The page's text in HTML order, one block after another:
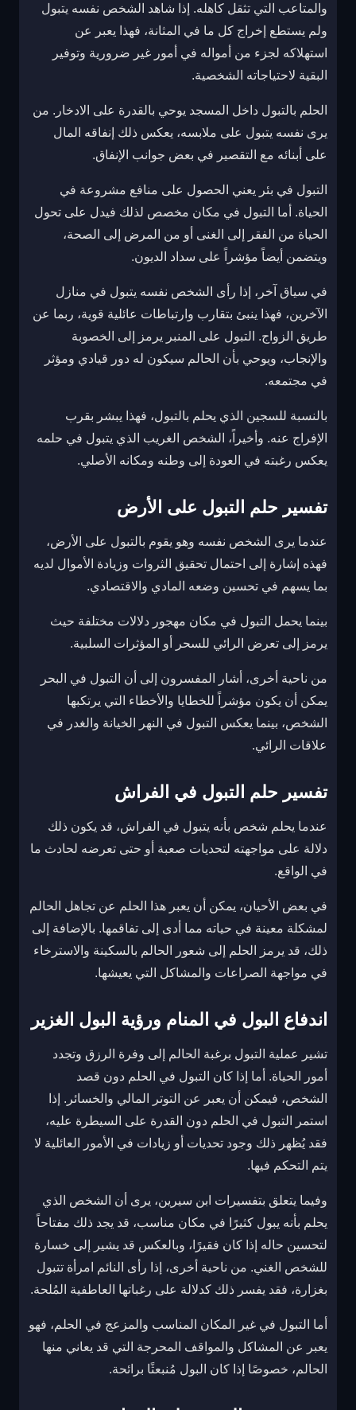
والمتاعب التي تثقل كاهله. إذا شاهد الشخص نفسه يتبول
ولم يستطع إخراج كل ما في المثانة، فهذا يعبر عن
استهلاكه لجزء من أمواله في أمور غير ضرورية وتوفير
البقية لاحتياجاته الشخصية.
الحلم بالتبول داخل المسجد يوحي بالقدرة على الادخار. من
يرى نفسه يتبول على ملابسه، يعكس ذلك إنفاقه المال
على أبنائه مع التقصير في بعض جوانب الإنفاق.
التبول في بئر يعني الحصول على منافع مشروعة في
الحياة. أما التبول في مكان مخصص لذلك فيدل على تحول
الحياة من الفقر إلى الغنى أو من المرض إلى الصحة،
ويتضمن أيضاً مؤشراً على سداد الديون.
في سياق آخر، إذا رأى الشخص نفسه يتبول في منازل
الآخرين، فهذا ينبئ بتقارب وارتباطات عائلية قوية، ربما عن
طريق الزواج. التبول على المنبر يرمز إلى الخصوبة
والإنجاب، ويوحي بأن الحالم سيكون له دور قيادي ومؤثر
في مجتمعه.
بالنسبة للسجين الذي يحلم بالتبول، فهذا يبشر بقرب
الإفراج عنه. وأخيراً، الشخص الغريب الذي يتبول في حلمه
يعكس رغبته في العودة إلى وطنه ومكانه الأصلي.
تفسير حلم التبول على الأرض
عندما يرى الشخص نفسه وهو يقوم بالتبول على الأرض،
فهذه إشارة إلى احتمال تحقيق الثروات وزيادة الأموال لديه
بما يسهم في تحسين وضعه المادي والاقتصادي.
بينما يحمل التبول في مكان مهجور دلالات مختلفة حيث
يرمز إلى تعرض الرائي للسحر أو المؤثرات السلبية.
من ناحية أخرى، أشار المفسرون إلى أن التبول في البحر
يمكن أن يكون مؤشراً للخطايا والأخطاء التي يرتكبها
الشخص، بينما يعكس التبول في النهر الخيانة والغدر في
علاقات الرائي.
تفسير حلم التبول في الفراش
عندما يحلم شخص بأنه يتبول في الفراش، قد يكون ذلك
دلالة على مواجهته لتحديات صعبة أو حتى تعرضه لحادث ما
في الواقع.
في بعض الأحيان، يمكن أن يعبر هذا الحلم عن تجاهل الحالم
لمشكلة معينة في حياته مما أدى إلى تفاقمها. بالإضافة إلى
ذلك، قد يرمز الحلم إلى شعور الحالم بالسكينة والاسترخاء
في مواجهة الصراعات والمشاكل التي يعيشها.
اندفاع البول في المنام ورؤية البول الغزير
تشير عملية التبول برغبة الحالم إلى وفرة الرزق وتجدد
أمور الحياة. أما إذا كان التبول في الحلم دون قصد
الشخص، فيمكن أن يعبر عن التوتر المالي والخسائر. إذا
استمر التبول في الحلم دون القدرة على السيطرة عليه،
فقد يُظهر ذلك وجود تحديات أو زيادات في الأمور العائلية لا
يتم التحكم فيها.
وفيما يتعلق بتفسيرات ابن سيرين، يرى أن الشخص الذي
يحلم بأنه يبول كثيرًا في مكان مناسب، قد يجد ذلك مفتاحاً
لتحسين حاله إذا كان فقيرًا، وبالعكس قد يشير إلى خسارة
للشخص الغني. من ناحية أخرى، إذا رأى النائم امرأة تتبول
بغزارة، فقد يفسر ذلك كدلالة على رغباتها العاطفية المُلحة.
أما التبول في غير المكان المناسب والمزعج في الحلم، فهو
يعبر عن المشاكل والمواقف المحرجة التي قد يعاني منها
الحالم، خصوصًا إذا كان البول مُنبعثًا برائحة.